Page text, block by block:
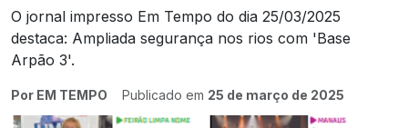
O jornal impresso Em Tempo do dia 25/03/2025
destaca: Ampliada segurança nos rios com 'Base
Arpão 3'.
Por EM TEMPO Publicado em 25 de março de 2025